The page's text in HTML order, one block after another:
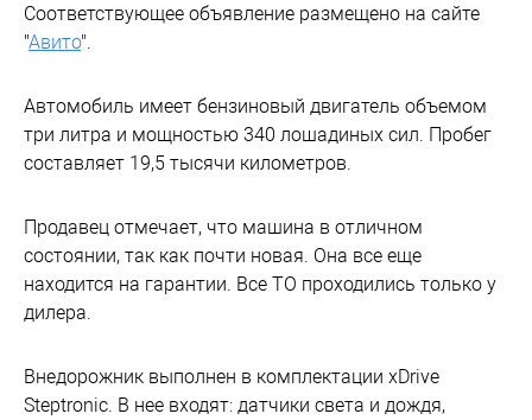
Соответствующее объявление размещено на сайте
"Авито".
Автомобиль имеет бензиновый двигатель объемом
три литра и мощностью 340 лошадиных сил. Пробег
составляет 19,5 тысячи километров.
Продавец отмечает, что машина в отличном
состоянии, так как почти новая. Она все еще
находится на гарантии. Все ТО проходились только у
дилера.
Внедорожник выполнен в комплектации xDrive
Steptronic. В нее входят: датчики света и дождя,